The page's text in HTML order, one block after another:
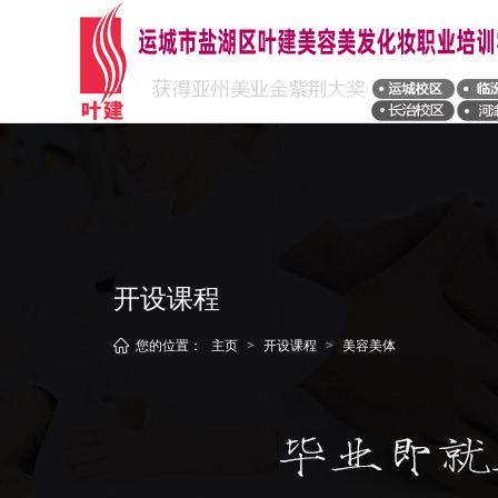
开设课程
您的位置： 主页 > 开设课程 > 美容美体